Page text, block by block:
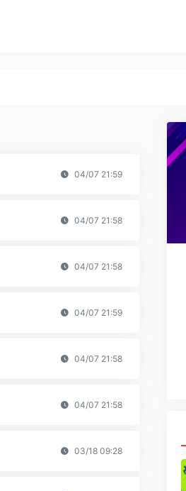
04/07 21:59
04/07 21:58
04/07 21:58
04/07 21:59
04/07 21:58
04/07 21:58
03/18 09:28